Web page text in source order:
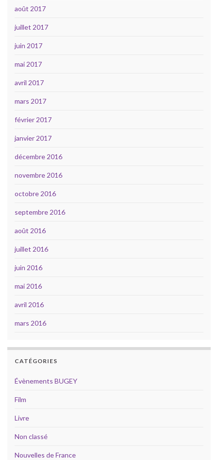
août 2017
juillet 2017
juin 2017
mai 2017
avril 2017
mars 2017
février 2017
janvier 2017
décembre 2016
novembre 2016
octobre 2016
septembre 2016
août 2016
juillet 2016
juin 2016
mai 2016
avril 2016
mars 2016
CATÉGORIES
Évènements BUGEY
Film
Livre
Non classé
Nouvelles de France